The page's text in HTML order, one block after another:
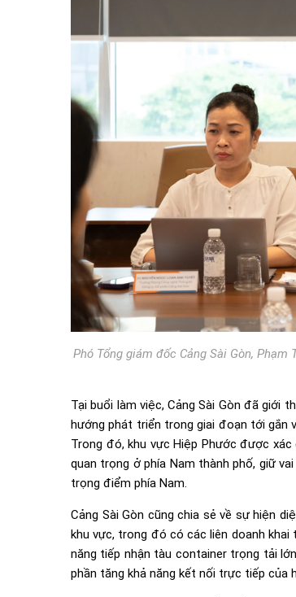
Phó Tổng giám đốc Cảng Sài Gòn,
Tại buổi làm việc, Cảng Sài Gòn đã giới
hướng phát triển trong giai đoạn tới gắn
Trong đó, khu vực Hiệp Phước được
quan trọng ở phía Nam thành phố, giữ
trọng điểm phía Nam.
Cảng Sài Gòn cũng chia sẻ về sự hiện
khu vực, trong đó có các liên doanh
năng tiếp nhận tàu container trọng tải
phần tăng khả năng kết nối trực tiếp của